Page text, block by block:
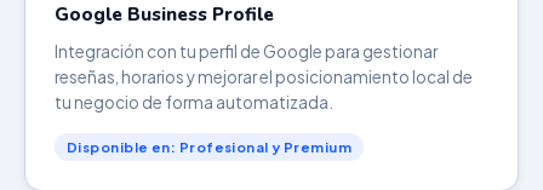
Google Business Profile
Integración con tu perfil de Google para gestionar
reseñas, horarios y mejorar el posicionamiento local de
tu negocio de forma automatizada.
Disponible en: Profesional y Premium